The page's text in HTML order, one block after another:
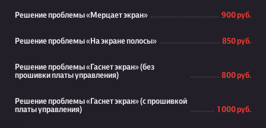
Решение проблемы «Мерцает экран» 900 руб.
Решение проблемы «На экране полосы» 850 руб.
Решение проблемы «Гаснет экран» (без
прошивки платы управления)
800 руб.
Решение проблемы «Гаснет экран» (с прошивкой
платы управления)
1 000 руб.